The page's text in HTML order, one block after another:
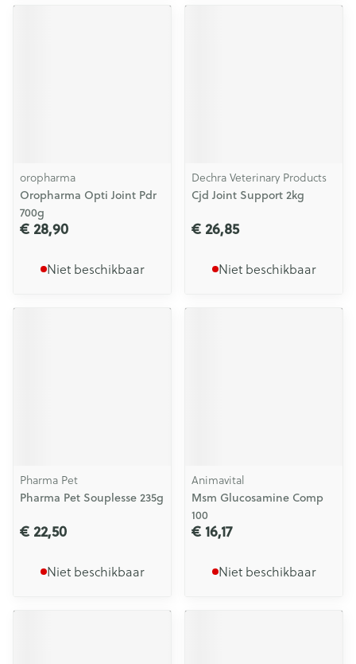
oropharma
Oropharma Opti Joint Pdr
700g
€ 28,90
Niet beschikbaar
Dechra Veterinary Products
Cjd Joint Support 2kg
€ 26,85
Niet beschikbaar
Pharma Pet
Pharma Pet Souplesse 235g
€ 22,50
Niet beschikbaar
Animavital
Msm Glucosamine Comp
100
€ 16,17
Niet beschikbaar